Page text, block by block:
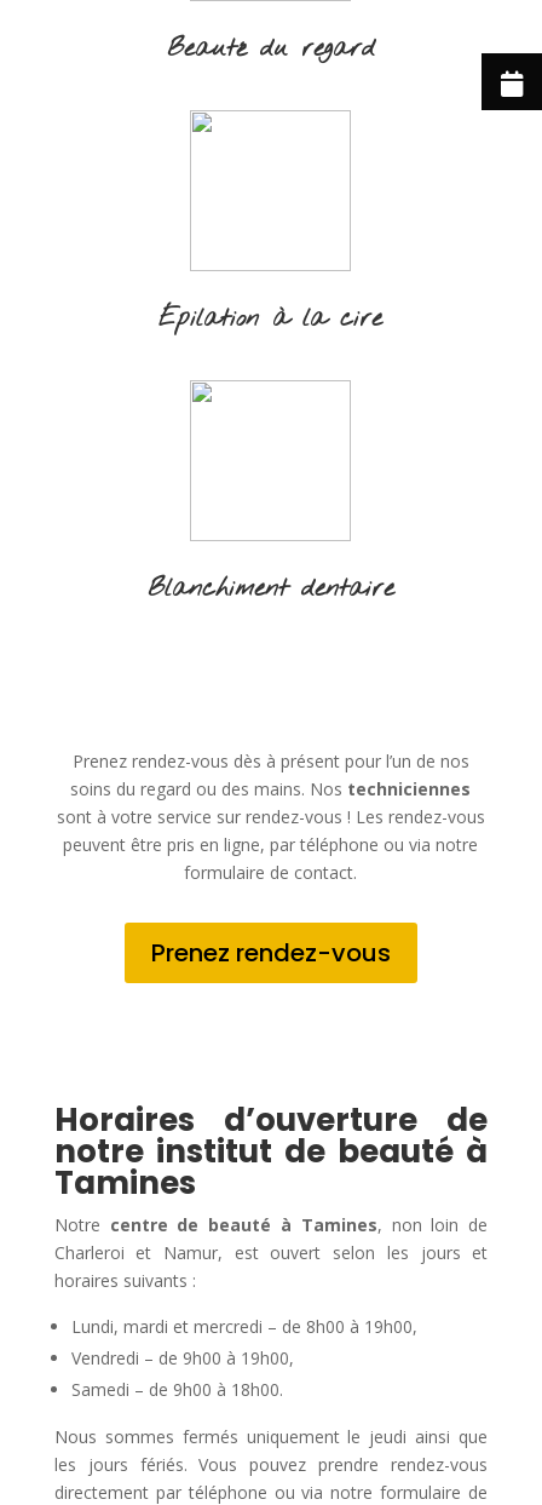
Beauté du regard
Épilation à la cire
Blanchiment dentaire
Prenez rendez-vous dès à présent pour l’un de nos
soins du regard ou des mains. Nos techniciennes
sont à votre service sur rendez-vous ! Les rendez-vous
peuvent être pris en ligne, par téléphone ou via notre
formulaire de contact.
Prenez rendez-vous
Horaires d’ouverture de
notre institut de beauté à
Tamines
Notre centre de beauté à Tamines, non loin de
Charleroi et Namur, est ouvert selon les jours et
horaires suivants :
Lundi, mardi et mercredi – de 8h00 à 19h00,
Vendredi – de 9h00 à 19h00,
Samedi – de 9h00 à 18h00.
Nous sommes fermés uniquement le jeudi ainsi que
les jours fériés. Vous pouvez prendre rendez-vous
directement par téléphone ou via notre formulaire de